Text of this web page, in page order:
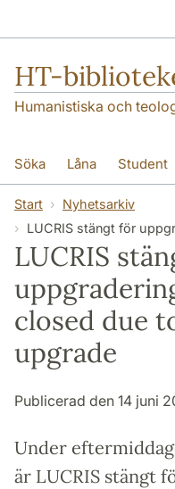
HT-
Humanistiska och
Söka Låna Student
Forskare/doktorand
Start
Nyhetsarkiv
LUCRIS stängt för
LUCRIS
closed due
upgrade
Publicerad den 14 juni
Under
är LUCRIS stängt